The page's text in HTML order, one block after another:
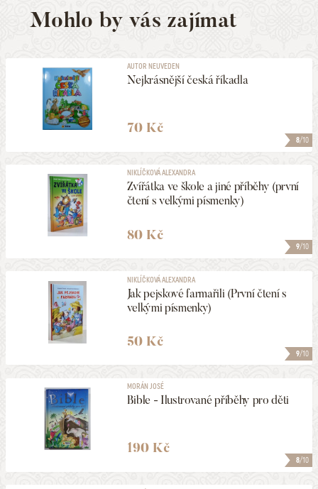
Mohlo by vás zajímat
8/10
AUTOR NEUVEDEN
Nejkrásnější česká říkadla
70 Kč
9/10
NIKLÍČKOVÁ ALEXANDRA
Zvířátka ve škole a jiné příběhy (první
čtení s velkými písmenky)
80 Kč
9/10
NIKLÍČKOVÁ ALEXANDRA
Jak pejskové farmařili (První čtení s
velkými písmenky)
50 Kč
8/10
MORÁN JOSÉ
Bible - Ilustrované příběhy pro děti
190 Kč